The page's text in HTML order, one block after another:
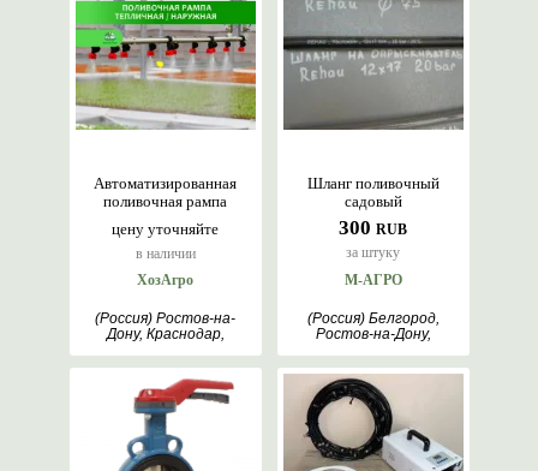
цену уточняйте
в наличии
Автоматизированная
поливочная рампа
ХозАгро
(Россия) Ростов-на-
Дону, Краснодар,
Марьянская
300 RUB
за штуку
Шланг поливочный
садовый
М-АГРО
(Россия) Белгород,
Ростов-на-Дону,